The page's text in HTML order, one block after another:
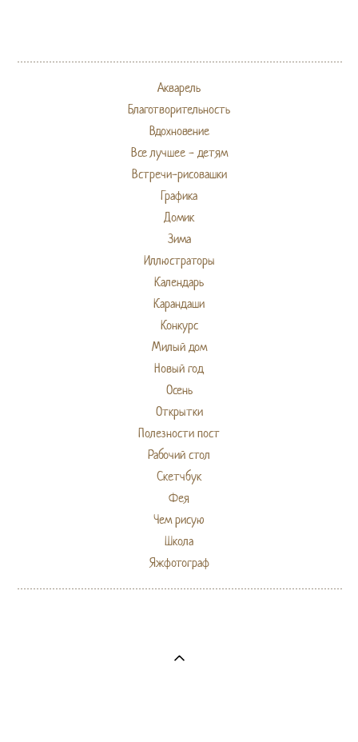
Акварель
Благотворительность
Вдохновение
Все лучшее - детям
Встречи-рисовашки
Графика
Домик
Зима
Иллюстраторы
Календарь
Карандаши
Конкурс
Милый дом
Новый год
Осень
Открытки
Полезности пост
Рабочий стол
Скетчбук
Фея
Чем рисую
Школа
Яжфотограф